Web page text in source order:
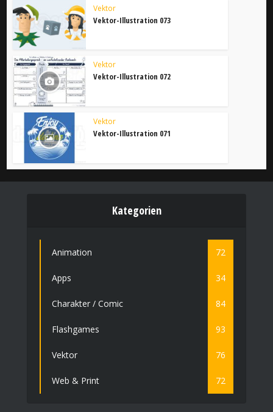
Vektor
Vektor-Illustration 073
Vektor
Vektor-Illustration 072
Vektor
Vektor-Illustration 071
Kategorien
Animation 72
Apps 34
Charakter / Comic 84
Flashgames 93
Vektor 76
Web & Print 72